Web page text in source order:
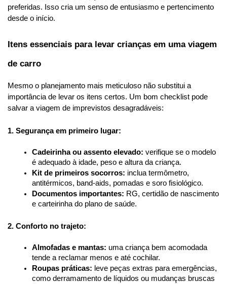
preferidas. Isso cria um senso de entusiasmo e pertencimento
desde o início.
Itens essenciais para levar crianças em uma viagem
de carro
Mesmo o planejamento mais meticuloso não substitui a
importância de levar os itens certos. Um bom checklist pode
salvar a viagem de imprevistos desagradáveis:
1. Segurança em primeiro lugar:
Cadeirinha ou assento elevado: verifique se o modelo
é adequado à idade, peso e altura da criança.
Kit de primeiros socorros: inclua termômetro,
antitérmicos, band-aids, pomadas e soro fisiológico.
Documentos importantes: RG, certidão de nascimento
e carteirinha do plano de saúde.
2. Conforto no trajeto:
Almofadas e mantas: uma criança bem acomodada
tende a reclamar menos e até cochilar.
Roupas práticas: leve peças extras para emergências,
como derramamento de líquidos ou mudanças bruscas